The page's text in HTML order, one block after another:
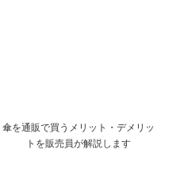
傘を通販で買うメリット・デメリッ
トを販売員が解説します